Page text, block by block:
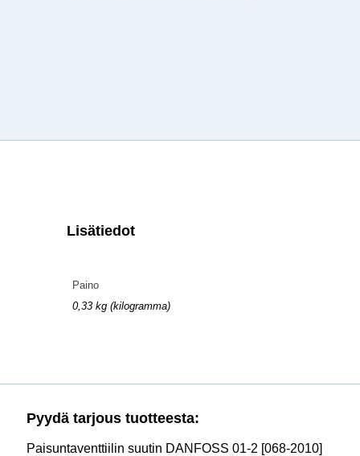
Lisätiedot
Paino
0,33 kg (kilogramma)
Pyydä tarjous tuotteesta:
Paisuntaventtiilin suutin DANFOSS 01-2 [068-2010]